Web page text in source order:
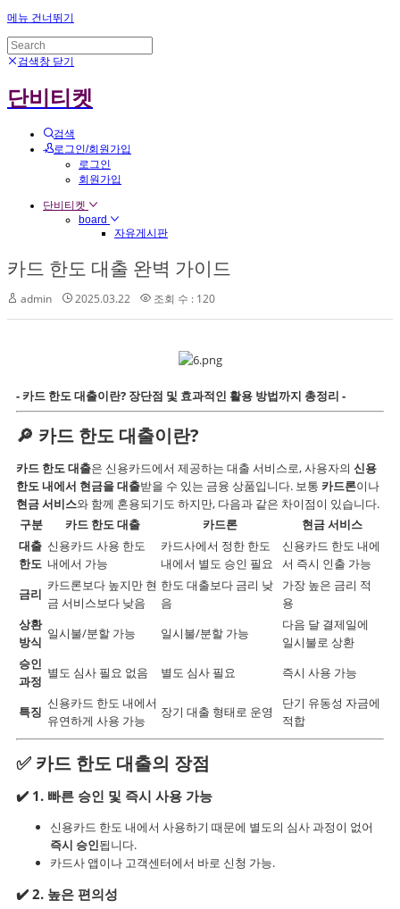
메뉴 건너뛰기
검색창 닫기
단비티켓
검색
로그인/회원가입
로그인
회원가입
단비티켓
board
자유게시판
카드 한도 대출 완벽 가이드
admin 2025.03.22 조회 수 : 120
- 카드 한도 대출이란? 장단점 및 효과적인 활용 방법까지 총정리 -
🔎 카드 한도 대출이란?
카드 한도 대출은 신용카드에서 제공하는 대출 서비스로, 사용자의 신용
한도 내에서 현금을 대출받을 수 있는 금융 상품입니다. 보통 카드론이나
현금 서비스와 함께 혼용되기도 하지만, 다음과 같은 차이점이 있습니다.
구분
카드 한도 대출 카드론
현금 서비스
대출
한도
신용카드 사용 한도
내에서 가능
카드사에서 정한 한도
내에서 별도 승인 필요
신용카드 한도 내에
서 즉시 인출 가능
금리
카드론보다 높지만 현
금 서비스보다 낮음
한도 대출보다 금리 낮
음
가장 높은 금리 적
용
상환
방식
일시불/분할 가능 일시불/분할 가능
다음 달 결제일에
일시불로 상환
승인
과정
별도 심사 필요 없음 별도 심사 필요 즉시 사용 가능
특징
신용카드 한도 내에서
유연하게 사용 가능
장기 대출 형태로 운영
단기 유동성 자금에
적합
✅ 카드 한도 대출의 장점
✔️ 1. 빠른 승인 및 즉시 사용 가능
신용카드 한도 내에서 사용하기 때문에 별도의 심사 과정이 없어
즉시 승인됩니다.
카드사 앱이나 고객센터에서 바로 신청 가능.
✔️ 2. 높은 편의성